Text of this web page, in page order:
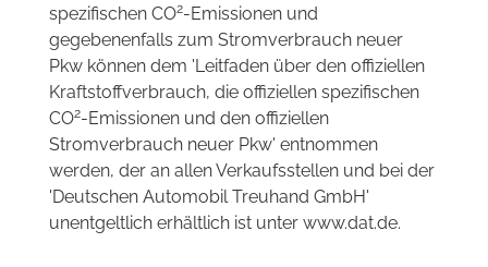
spezifischen CO2-Emissionen und
gegebenenfalls zum Stromverbrauch neuer
Pkw können dem 'Leitfaden über den offiziellen
Kraftstoffverbrauch, die offiziellen spezifischen
CO2-Emissionen und den offiziellen
Stromverbrauch neuer Pkw' entnommen
werden, der an allen Verkaufsstellen und bei der
'Deutschen Automobil Treuhand GmbH'
unentgeltlich erhältlich ist unter www.dat.de.